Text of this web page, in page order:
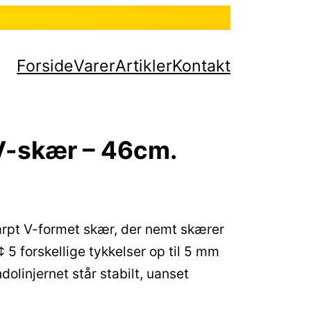
ForsideVarerArtiklerKontakt
skær – 46cm.
V-formet skær, der nemt skærer
5 forskellige tykkelser op til 5 mm
står stabilt, uanset